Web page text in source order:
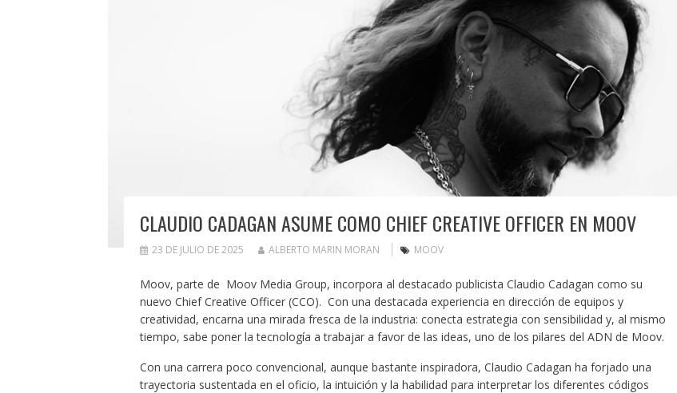
CLAUDIO CADAGAN ASUME COMO CHIEF CREATIVE OFFICER EN MOOV
23 DE JULIO DE 2025 ALBERTO MARIN MORAN MOOV
Moov, parte de Moov Media Group, incorpora al destacado publicista Claudio Cadagan como su
nuevo Chief Creative Officer (CCO). Con una destacada experiencia en dirección de equipos y
creatividad, encarna una mirada fresca de la industria: conecta estrategia con sensibilidad y, al mismo
tiempo, sabe poner la tecnología a trabajar a favor de las ideas, uno de los pilares del ADN de Moov.
Con una carrera poco convencional, aunque bastante inspiradora, Claudio Cadagan ha forjado una
trayectoria sustentada en el oficio, la intuición y la habilidad para interpretar los diferentes códigos